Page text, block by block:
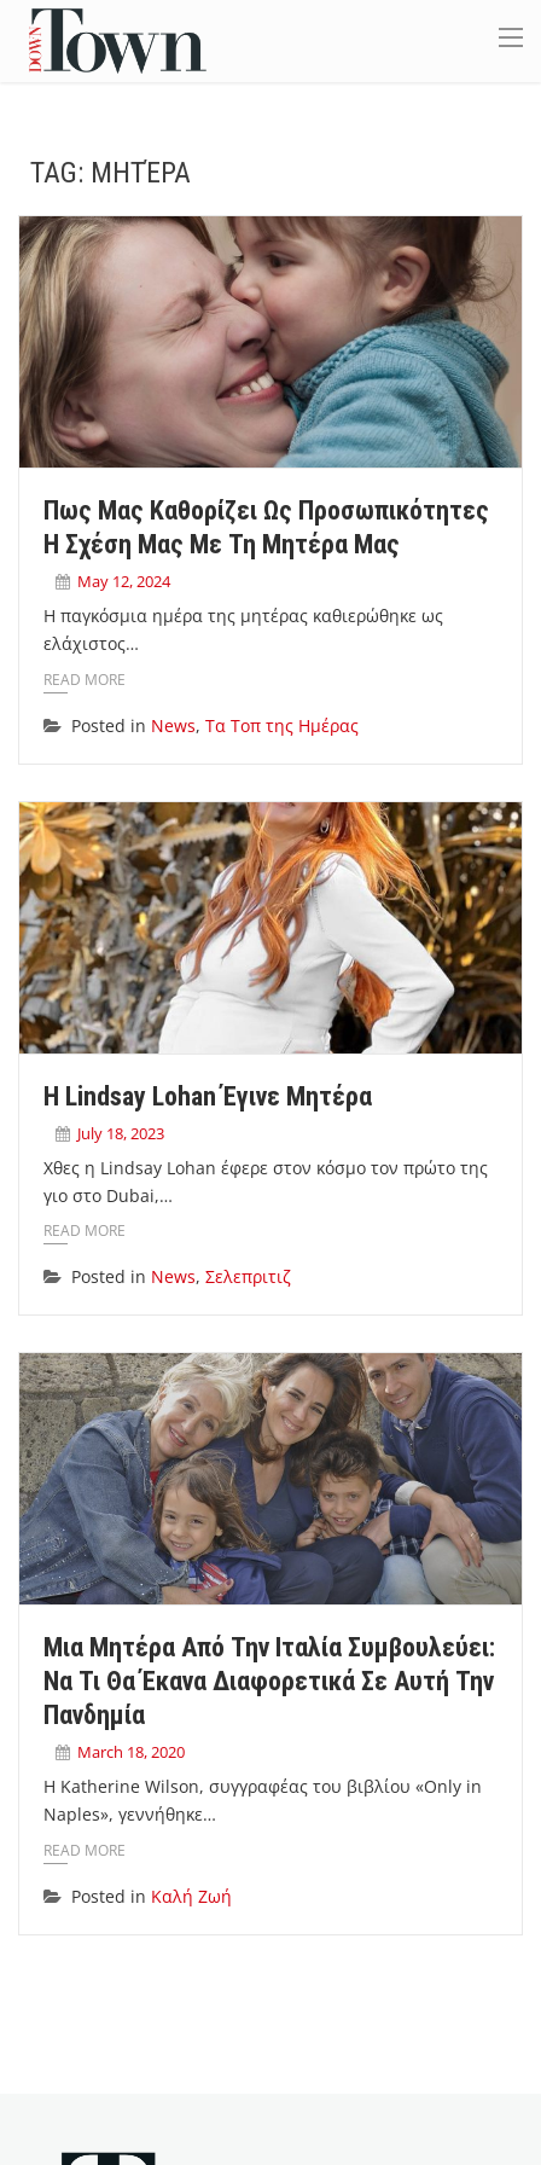
TAG: ΜΗΤΈΡΑ
Πως Μας Καθορίζει Ως Προσωπικότητες
Η Σχέση Μας Με Τη Μητέρα Μας
May 12, 2024
Η παγκόσμια ημέρα της μητέρας καθιερώθηκε ως
ελάχιστος…
READ MORE
Posted in News, Τα Τοπ της Ημέρας
Η Lindsay Lohan Έγινε Μητέρα
July 18, 2023
Χθες η Lindsay Lohan έφερε στον κόσμο τον πρώτο της
γιο στο Dubai,…
READ MORE
Posted in News, Σελεπριτιζ
Μια Μητέρα Από Την Ιταλία Συμβουλεύει:
Να Τι Θα Έκανα Διαφορετικά Σε Αυτή Την
Πανδημία
March 18, 2020
Η Katherine Wilson, συγγραφέας του βιβλίου «Only in
Naples», γεννήθηκε…
READ MORE
Posted in Καλή Ζωή